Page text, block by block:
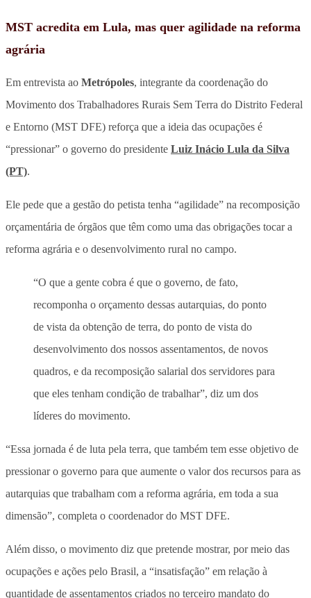
MST acredita em Lula, mas quer agilidade na reforma
agrária
Em entrevista ao Metrópoles, integrante da coordenação do
Movimento dos Trabalhadores Rurais Sem Terra do Distrito Federal
e Entorno (MST DFE) reforça que a ideia das ocupações é
“pressionar” o governo do presidente Luiz Inácio Lula da Silva
(PT).
Ele pede que a gestão do petista tenha “agilidade” na recomposição
orçamentária de órgãos que têm como uma das obrigações tocar a
reforma agrária e o desenvolvimento rural no campo.
“O que a gente cobra é que o governo, de fato,
recomponha o orçamento dessas autarquias, do ponto
de vista da obtenção de terra, do ponto de vista do
desenvolvimento dos nossos assentamentos, de novos
quadros, e da recomposição salarial dos servidores para
que eles tenham condição de trabalhar”, diz um dos
líderes do movimento.
“Essa jornada é de luta pela terra, que também tem esse objetivo de
pressionar o governo para que aumente o valor dos recursos para as
autarquias que trabalham com a reforma agrária, em toda a sua
dimensão”, completa o coordenador do MST DFE.
Além disso, o movimento diz que pretende mostrar, por meio das
ocupações e ações pelo Brasil, a “insatisfação” em relação à
quantidade de assentamentos criados no terceiro mandato do